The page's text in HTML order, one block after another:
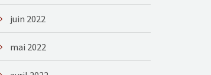
juin 2022
mai 2022